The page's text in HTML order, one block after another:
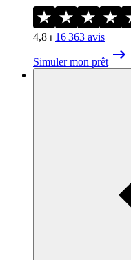
4,8 ⏐ 16 363 avis
Simuler mon prêt